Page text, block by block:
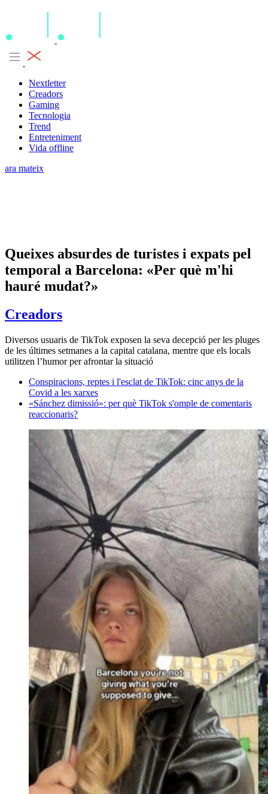
Nextletter
Creadors
Gaming
Tecnologia
Trend
Entreteniment
Vida offline
ara mateix
Queixes absurdes de turistes i expats pel
temporal a Barcelona: «Per què m'hi
hauré mudat?»
Creadors
Diversos usuaris de TikTok exposen la seva decepció per les pluges
de les últimes setmanes a la capital catalana, mentre que els locals
utilitzen l’humor per afrontar la situació
Conspiracions, reptes i l'esclat de TikTok: cinc anys de la
Covid a les xarxes
«Sánchez dimissió»: per què TikTok s'omple de comentaris
reaccionaris?